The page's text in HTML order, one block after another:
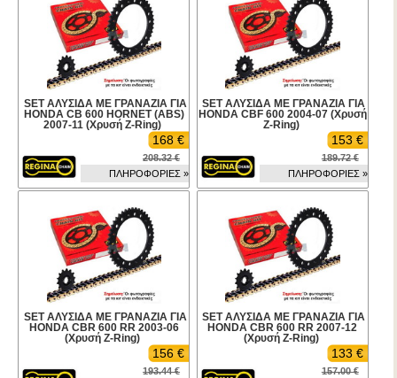
SET ΑΛΥΣΙΔΑ ΜΕ ΓΡΑΝΑΖΙΑ ΓΙΑ
HONDA CB 600 HORNET (ABS)
2007-11 (Χρυσή Z-Ring)
168 €
208.32 €
ΠΛΗΡΟΦΟΡΙΕΣ »
SET ΑΛΥΣΙΔΑ ΜΕ ΓΡΑΝΑΖΙΑ ΓΙΑ
HONDA CBF 600 2004-07 (Χρυσή
Z-Ring)
153 €
189.72 €
ΠΛΗΡΟΦΟΡΙΕΣ »
SET ΑΛΥΣΙΔΑ ΜΕ ΓΡΑΝΑΖΙΑ ΓΙΑ
HONDA CBR 600 RR 2003-06
(Χρυσή Z-Ring)
156 €
193.44 €
SET ΑΛΥΣΙΔΑ ΜΕ ΓΡΑΝΑΖΙΑ ΓΙΑ
HONDA CBR 600 RR 2007-12
(Χρυσή Z-Ring)
133 €
157.00 €